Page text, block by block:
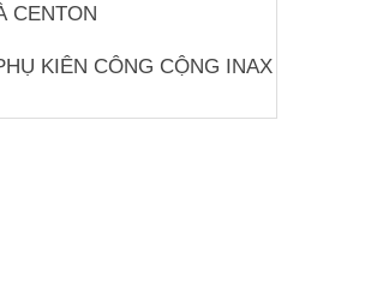
CENTON
KIÊN CÔNG CỘNG INAX